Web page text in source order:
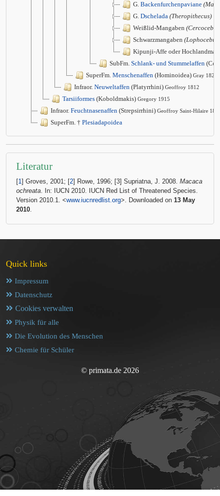
G. Backenfurchenpaviane
G. Dschelada (Theropithecus)
Weißlid-Mangaben
Schwarzmangaben (Lophocebus)
Kipunji-Affe oder
SubFm. Schlank- und Stummelaffen
SuperFm. Menschenaffen (Hominoidea) Gray 1825
Infraor. Neuweltaffen (Platyrrhini) Geoffroy 1812
Tarsiiformes (Koboldmakis) Gregory 1915
Infraor. Feuchtnasenaffen (Strepsirrhini) Geoffroy Saint-Hilaire
SuperFm. † Plesiadapoidea
Literatur
[1] Groves, 2001; [2] Rowe, 1996; [3] Supriatna, J. 2008. Macaca
ochreata. In: IUCN 2010. IUCN Red List of Threatened Species.
Version 2010.1. <www.iucnredlist.org>. Downloaded on 13 May
2010.
Quick links
Impressum
Datenschutz
Cookies verwalten
Physik für alle
Die Evolution des Menschen
Chemie für Schüler
© primata.de 2026